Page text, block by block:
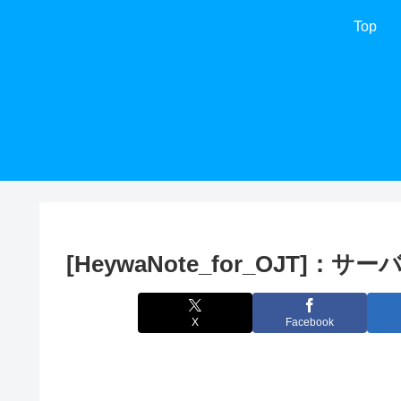
Top
[HeywaNote_for_OJT]：サー
X Facebook